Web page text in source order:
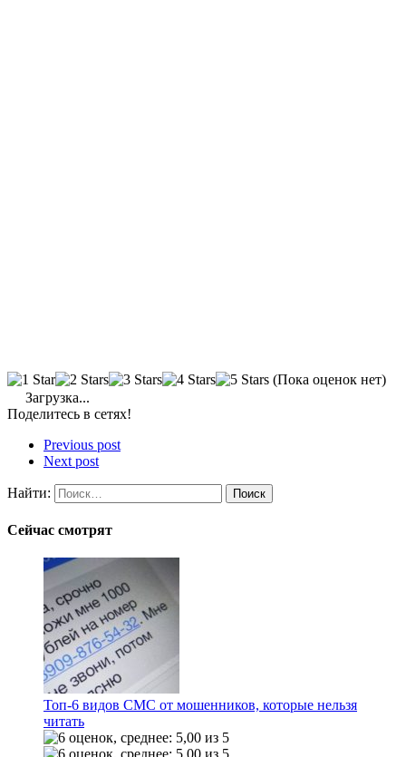
(Пока оценок нет)
Загрузка...
Поделитесь в сетях!
Previous post
Next post
Найти:
Сейчас смотрят
Топ-6 видов СМС от мошенников, которые нельзя
читать